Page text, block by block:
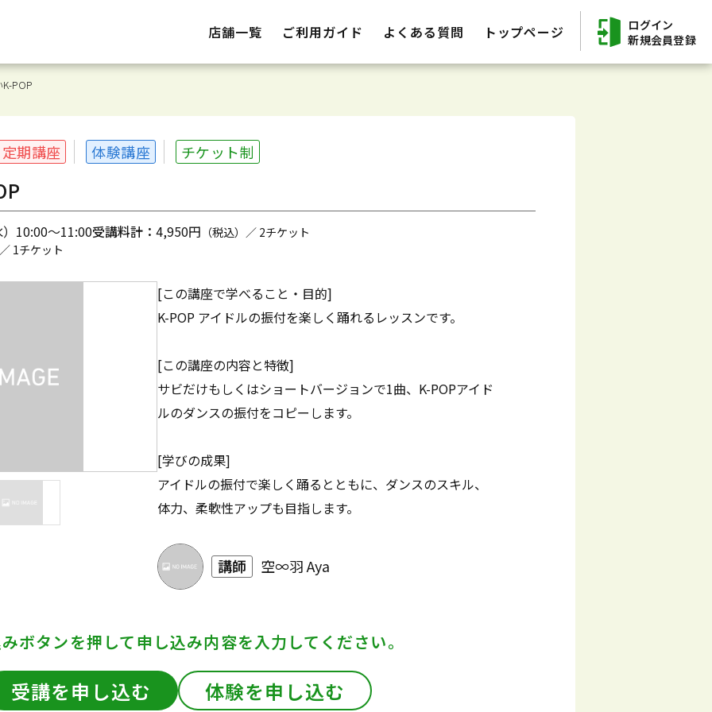
店舗一覧 ご利用ガイド よくある質問 トップページ
ログイン
新規会員登録
POP
定期講座 体験講座 チケット制
10:00～11:00受講料計： 4,950円 （税込）／ 2チケット
1チケット
[この講座で学べること・目的]
K-POP アイドルの振付を楽しく踊れるレッスンです。
[この講座の内容と特徴]
サビだけもしくはショートバージョンで1曲、K-POPアイド
ルのダンスの振付をコピーします。
[学びの成果]
アイドルの振付で楽しく踊るとともに、ダンスのスキル、
体力、柔軟性アップも目指します。
講師 空∞羽 Aya
ボタンを押して申し込み内容を入力してください。
受講を申し込む 体験を申し込む